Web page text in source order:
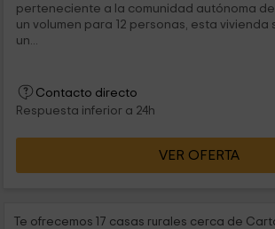
perteneciente a la comunidad autónoma
un volumen para 12 personas, esta vivienda
un...
Contacto directo
Respuesta inferior a 24h
VER OFERTA
Te ofrecemos 17 casas rurales cerca de